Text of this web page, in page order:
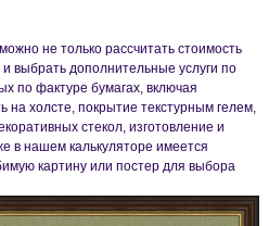
не только рассчитать стоимость
выбрать дополнительные услуги по
по фактуре бумагах, включая
холсте, покрытие текстурным гелем,
стекол, изготовление и
в нашем калькуляторе имеется
картину или постер для выбора